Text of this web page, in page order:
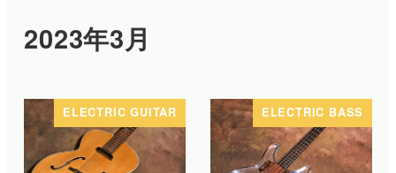
2023年3月
ELECTRIC GUITAR ELECTRIC BASS